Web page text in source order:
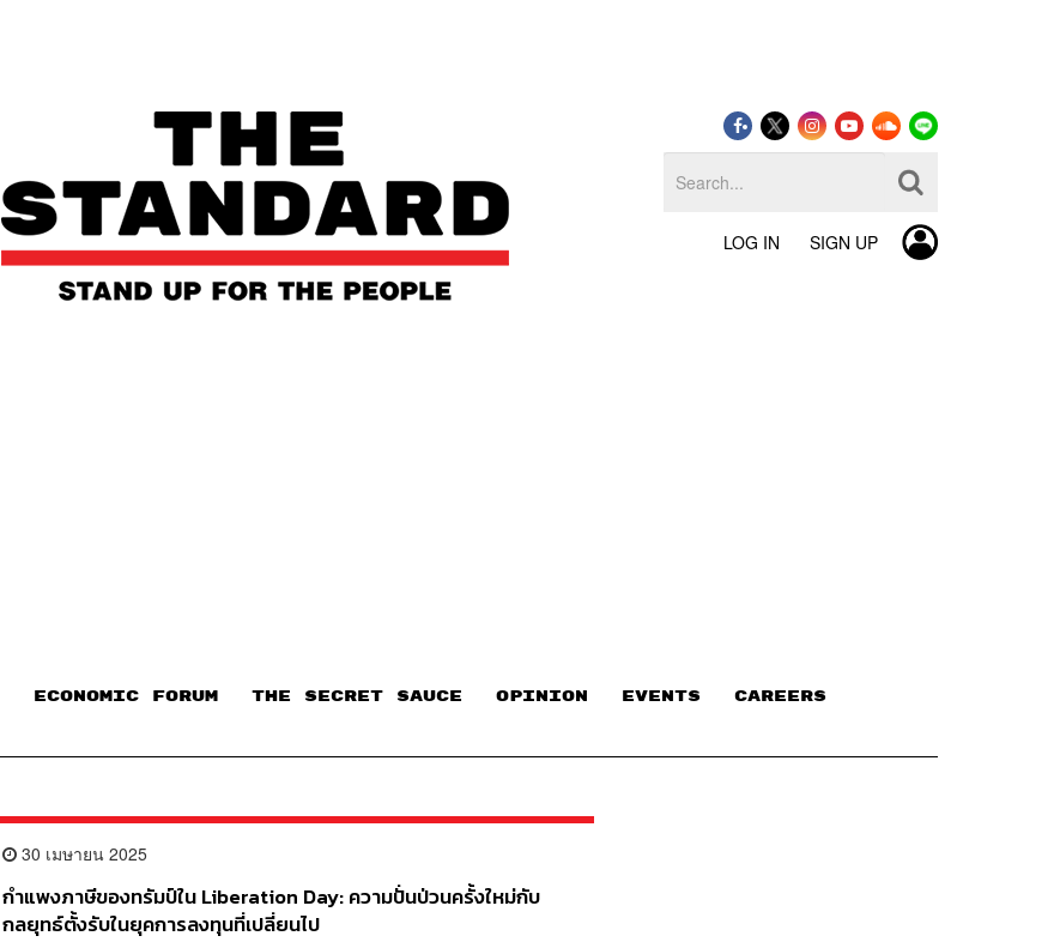
LOG IN SIGN UP
ECONOMIC FORUM THE SECRET SAUCE​ OPINION EVENTS CAREERS
30 เมษายน 2025
กำแพงภาษีของทรัมป์ใน Liberation Day: ความปั่นป่วนครั้งใหม่กับ
กลยุทธ์ตั้งรับในยุคการลงทุนที่เปลี่ยนไป